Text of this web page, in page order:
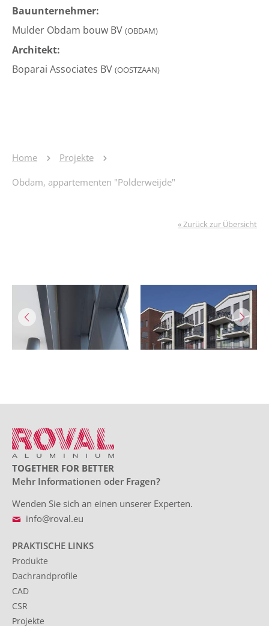
Bauunternehmer:
Mulder Obdam bouw BV (OBDAM)
Architekt:
Boparai Associates BV (OOSTZAAN)
Home Projekte
Obdam, appartementen "Polderweijde"
« Zurück zur Übersicht
TOGETHER FOR BETTER
Mehr Informationen oder Fragen?
Wenden Sie sich an einen unserer Experten.
info@roval.eu
PRAKTISCHE LINKS
Produkte
Dachrandprofile
CAD
CSR
Projekte